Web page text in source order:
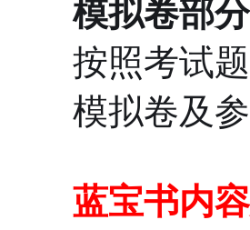
模拟卷部分
按照考试
模拟卷及参
蓝宝书内